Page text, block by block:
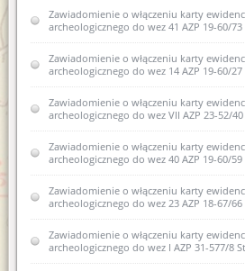
zabytku archeologicznego
ewidencji zabytków 13 AZP 18-61/36
zabytku archeologicznego lądowego
ewidencji zabytków 10 AZP 27-74/11
Zawiadomienie o włączeniu kart
archeologicznych lądowych do
zabytków w miejscowości Stryjkowo
Zawiadomienie o włączeniu karty
archeologicznego lądowego do
zabytków archeologicznych 10 AZP 27-
Zawiadomienie o włączeniu kart
archeologicznych lądowych do
zabytków w miejscowości Stryjkowo
Zawiadomienie o zamiarze włączenia
zabytku archeologicznego lądowego
ewidencji zabytków18 AZP 27-66/32
Zawiadomienie o włączeniu karty
archeologicznego do wez 41 AZP 19-60/
Zawiadomienie o włączeniu karty
archeologicznego do wez 14 AZP 19-60/
Zawiadomienie o włączeniu karty
archeologicznego do wez VII AZP 23-52/
Zawiadomienie o włączeniu karty
archeologicznego do wez 40 AZP 19-60/
Zawiadomienie o włączeniu karty
archeologicznego do wez 23 AZP 18-67/
Zawiadomienie o włączeniu karty
archeologicznego do wez I AZP 31-577/8